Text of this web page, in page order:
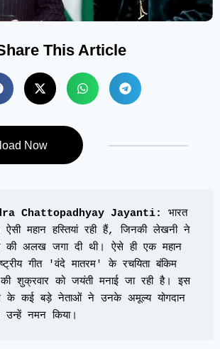
This Article
Now
Chattopadhyay Jayanti:
भारत
महान हस्तियां रही हैं, जिनकी लेखनी ने
की अलख जगा दी थी। ऐसे ही एक महान
गीत 'वंदे मातरम' के रचयिता बंकिम
की शुक्रवार को जयंती मनाई जा रही है। इस
के कई बड़े नेताओं ने उनके अमूल्य योगदान
नमन किया।